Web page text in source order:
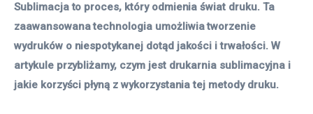
Sublimacja to proces, który odmienia świat druku. Ta
zaawansowana technologia umożliwia tworzenie
wydruków o niespotykanej dotąd jakości i trwałości. W
artykule przybliżamy, czym jest drukarnia sublimacyjna i
jakie korzyści płyną z wykorzystania tej metody druku.